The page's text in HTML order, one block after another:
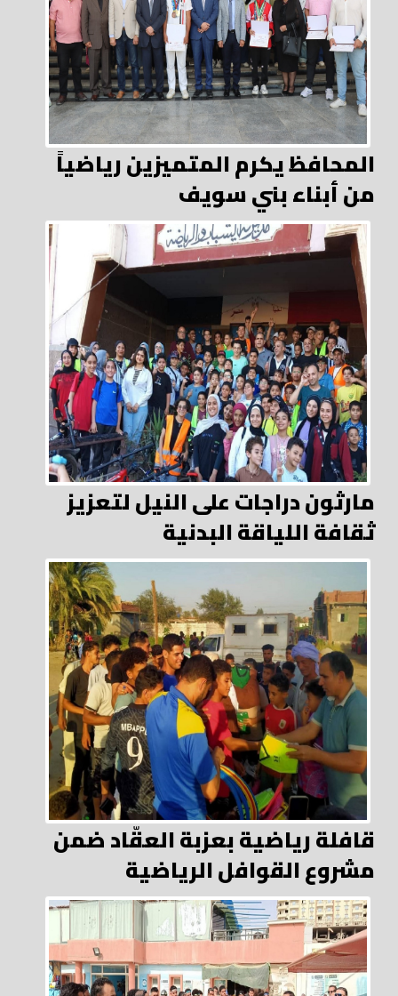
المحافظ يكرم المتميزين رياضياً
من أبناء بني سويف
مارثون دراجات على النيل لتعزيز
ثقافة اللياقة البدنية
قافلة رياضية بعزبة العقّاد ضمن
مشروع القوافل الرياضية